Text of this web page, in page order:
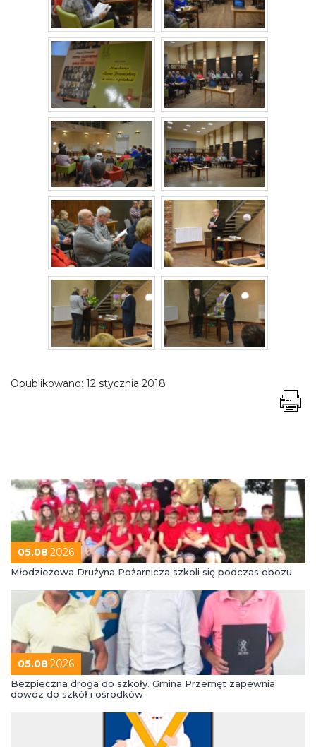
Opublikowano: 12 stycznia 2018
05.08.2026
Młodzieżowa Drużyna Pożarnicza szkoli się podczas obozu
05.08.2026
Bezpieczna droga do szkoły. Gmina Przemęt zapewnia
dowóz do szkół i ośrodków